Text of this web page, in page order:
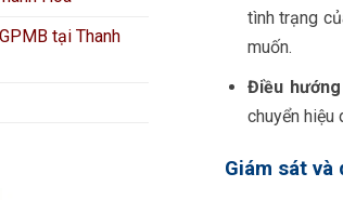
tại Thanh
tình trạng
muốn.
Điều
chuyển hiệu
Giám sát và